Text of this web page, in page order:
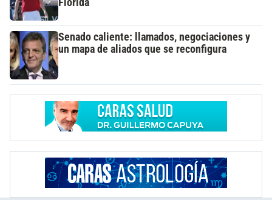
Senado caliente: llamados, negociaciones y
un mapa de aliados que se reconfigura